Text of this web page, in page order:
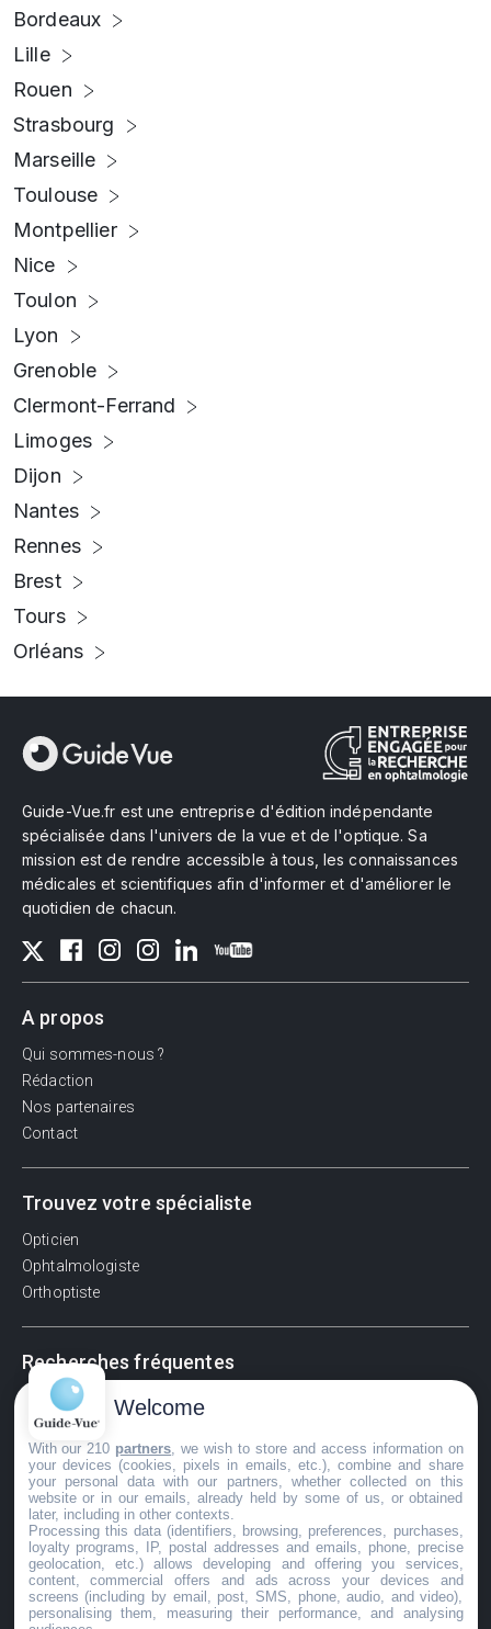
Bordeaux
Lille
Rouen
Strasbourg
Marseille
Toulouse
Montpellier
Nice
Toulon
Lyon
Grenoble
Clermont-Ferrand
Limoges
Dijon
Nantes
Rennes
Brest
Tours
Orléans
Guide-Vue.fr est une entreprise d'édition indépendante
spécialisée dans l'univers de la vue et de l'optique. Sa
mission est de rendre accessible à tous, les connaissances
médicales et scientifiques afin d'informer et d'améliorer le
quotidien de chacun.
A propos
Qui sommes-nous ?
Rédaction
Nos partenaires
Contact
Trouvez votre spécialiste
Opticien
Ophtalmologiste
Orthoptiste
Recherches fréquentes
Pathologies adultes
Signes d'une urgence ophtalmologique
La vision
Acuité visuelle
Myosis / mydriase
Œdème oculaire
©GuideVue2024
Welcome
With our 210 partners , we wish to store and access information on
your devices (cookies, pixels in emails, etc.), combine and share
your personal data with our partners, whether collected on this
website or in our emails, already held by some of us, or obtained
later, including in other contexts.
Processing this data (identifiers, browsing, preferences, purchases,
loyalty programs, IP, postal addresses and emails, phone, precise
geolocation, etc.) allows developing and offering you services,
content, commercial offers and ads across your devices and
screens (including by email, post, SMS, phone, audio, and video),
personalising them, measuring their performance, and analysing